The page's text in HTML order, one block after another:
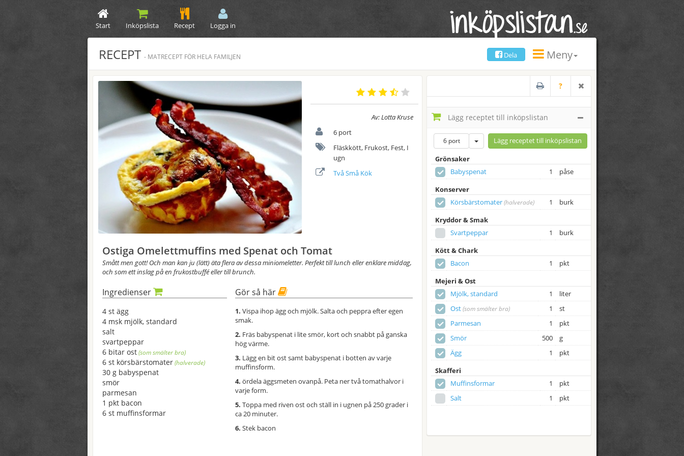
Start Inköpslista Recept Logga in
RECEPT - MATRECEPT FÖR HELA FAMILJEN Dela Meny
Av: Lotta Kruse
6 port
Fläskkött, Frukost, Fest, I
ugn
Två Små Kök
Ostiga Omelettmuffins med Spenat och Tomat
Smått men gott! Och man kan ju (lätt) äta flera av dessa miniomeletter. Perfekt till lunch eller enklare middag,
och som ett inslag på en frukostbuffé eller till brunch.
Ingredienser
4 st ägg
4 msk mjölk, standard
salt
svartpeppar
6 bitar ost(som smälter bra)
6 st körsbärstomater(halverade)
30 g babyspenat
smör
parmesan
1 pkt bacon
6 st muffinsformar
Gör så här
1. Vispa ihop ägg och mjölk. Salta och peppra efter egen
smak.
2. Fräs babyspenat i lite smör, kort och snabbt på ganska
hög värme.
3. Lägg en bit ost samt babyspenat i botten av varje
muffinsform.
4. ördela äggsmeten ovanpå. Peta ner två tomathalvor i
varje form.
5. Toppa med riven ost och ställ in i ugnen på 250 grader i
ca 20 minuter.
6. Stek bacon
?
Lägg receptet till inköpslistan
6 port
Lägg receptet till inköpslistan
Grönsaker
Babyspenat
1
påse
Konserver
Körsbärstomater(halverade) 1
burk
Kryddor & Smak
Svartpeppar
1
burk
Kött & Chark
Bacon
1
pkt
Mejeri & Ost
Mjölk, standard
1
liter
Ost(som smälter bra) 1
st
Parmesan
1
pkt
Smör
500
g
Ägg
1
pkt
Skafferi
Muffinsformar
1
pkt
Salt
1 pkt